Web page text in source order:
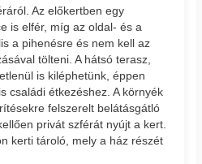
Az előkertben egy
is elfér, míg az oldal- és a
a pihenésre és nem kell az
tölteni. A hátsó terasz,
is kiléphetünk, éppen
családi étkezéshez. A környék
felszerelt belátásgátló
privát szférát nyújt a kert.
kerti tároló, mely a ház részét